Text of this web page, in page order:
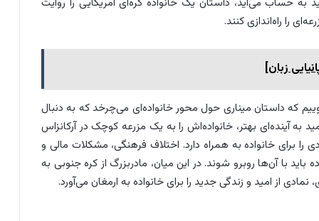
که داستان میناری حول محور خانواده‌ای می‌چرخد که به دنبال
به آینده‌ای بهتر، خانواده‌اش را به یک مزرعه کوچک در آرکانزاس
را برای خانواده به همراه دارد. اختلاف فرهنگی، مشکلات مالی و
با آن‌ها روبرو شوند. در این میان، مادربزرگ از کره جنوبی به
از امید و زندگی جدید را برای خانواده به ارمغان می‌آورد.